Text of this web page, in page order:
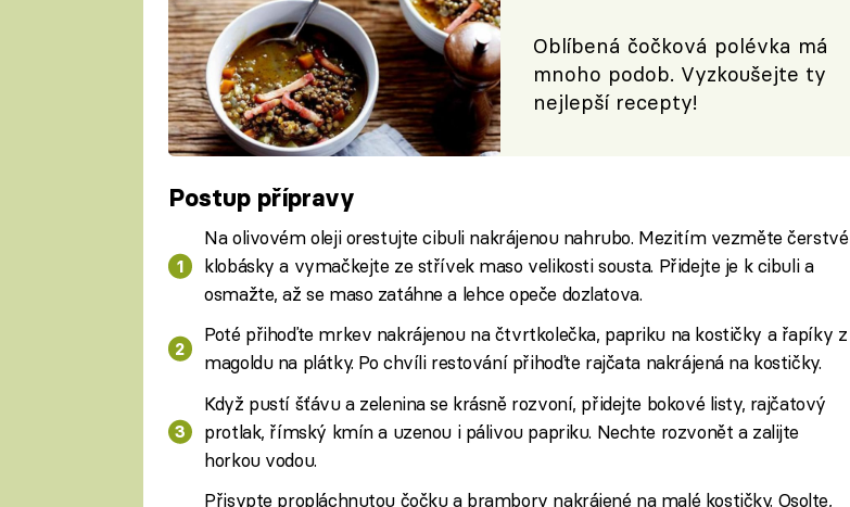
Oblíbená čočková polévka má
mnoho podob. Vyzkoušejte ty
nejlepší recepty!
Postup přípravy
Na olivovém oleji orestujte cibuli nakrájenou nahrubo. Mezitím vezměte čerstvé
klobásky a vymačkejte ze střívek maso velikosti sousta. Přidejte je k cibuli a
osmažte, až se maso zatáhne a lehce opeče dozlatova.
Poté přihoďte mrkev nakrájenou na čtvrtkolečka, papriku na kostičky a řapíky z
magoldu na plátky. Po chvíli restování přihoďte rajčata nakrájená na kostičky.
Když pustí šťávu a zelenina se krásně rozvoní, přidejte bokové listy, rajčatový
protlak, římský kmín a uzenou i pálivou papriku. Nechte rozvonět a zalijte
horkou vodou.
Přisypte propláchnutou čočku a brambory nakrájené na malé kostičky. Osolte,